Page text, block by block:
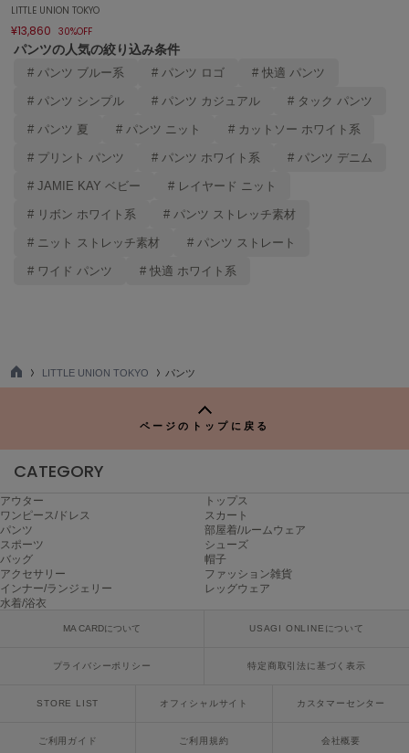
emmi atelier
エミ アトリエ
エミヨガ
ETRÉ TOKYO
エトレトウキョウ
FILA
FURFUR
ファーファー
ジェラート ピケ
GELATO PIQUE CAT&DOG
ジェラート ピケ キャットアンドドッグ
gelato pique Sleep
ジェラート ピケ スリープ
GRAMICCI
へノン
HUNTER
LITTLE UNION TOKYO
¥13,860 30%OFF
パンツの人気の絞り込み条件
# パンツ ブルー系 # パンツ ロゴ # 快適 パンツ
# パンツ シンプル # パンツ カジュアル # タック パンツ
# パンツ 夏 # パンツ ニット # カットソー ホワイト系
# プリント パンツ # パンツ ホワイト系 # パンツ デニム
# JAMIE KAY ベビー # レイヤード ニット
# リボン ホワイト系 # パンツ ストレッチ素材
# ニット ストレッチ素材 # パンツ ストレート
# ワイド パンツ # 快適 ホワイト系
TO
LITTLE UNION TOKYO パンツ
ページのトップに戻る
CATEGORY
アウター
トップス
ワンピース/ドレス
スカート
パンツ
部屋着/ルームウェア
スポーツ
シューズ
バッグ
帽子
アクセサリー
ファッション雑貨
インナー/ランジェリー
レッグウェア
水着/浴衣
MA CARDについて USAGI ONLINEについて
プライバシーポリシー 特定商取引法に基づく表示
STORE LIST オフィシャルサイト カスタマーセンター
ご利用ガイド ご利用規約 会社概要